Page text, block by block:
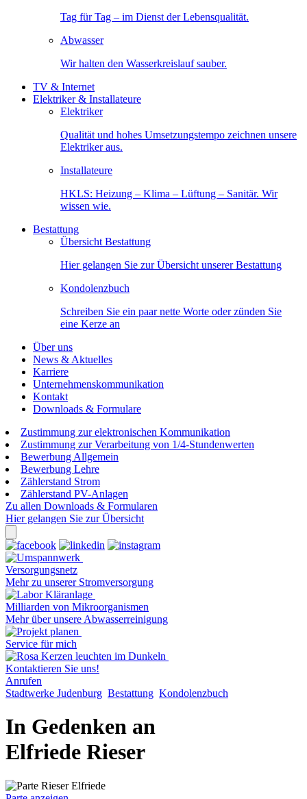
Tag für Tag – im Dienst der Lebensqualität.
Abwasser
Wir halten den Wasserkreislauf sauber.
TV & Internet
Elektriker & Installateure
Elektriker
Qualität und hohes Umsetzungstempo zeichnen unsere
Elektriker aus.
Installateure
HKLS: Heizung – Klima – Lüftung – Sanitär. Wir
wissen wie.
Bestattung
Übersicht Bestattung
Hier gelangen Sie zur Übersicht unserer Bestattung
Kondolenzbuch
Schreiben Sie ein paar nette Worte oder zünden Sie
eine Kerze an
Über uns
News & Aktuelles
Karriere
Unternehmenskommunikation
Kontakt
Downloads & Formulare
Zustimmung zur elektronischen Kommunikation
Zustimmung zur Verarbeitung von 1/4-Stundenwerten
Bewerbung Allgemein
Bewerbung Lehre
Zählerstand Strom
Zählerstand PV-Anlagen
Zu allen Downloads & Formularen
Hier gelangen Sie zur Übersicht
Versorgungsnetz
Mehr zu unserer Stromversorgung
Milliarden von Mikroorganismen
Mehr über unsere Abwasserreinigung
Service für mich
Kontaktieren Sie uns!
Anrufen
Stadtwerke Judenburg Bestattung Kondolenzbuch
In Gedenken an
Elfriede Rieser